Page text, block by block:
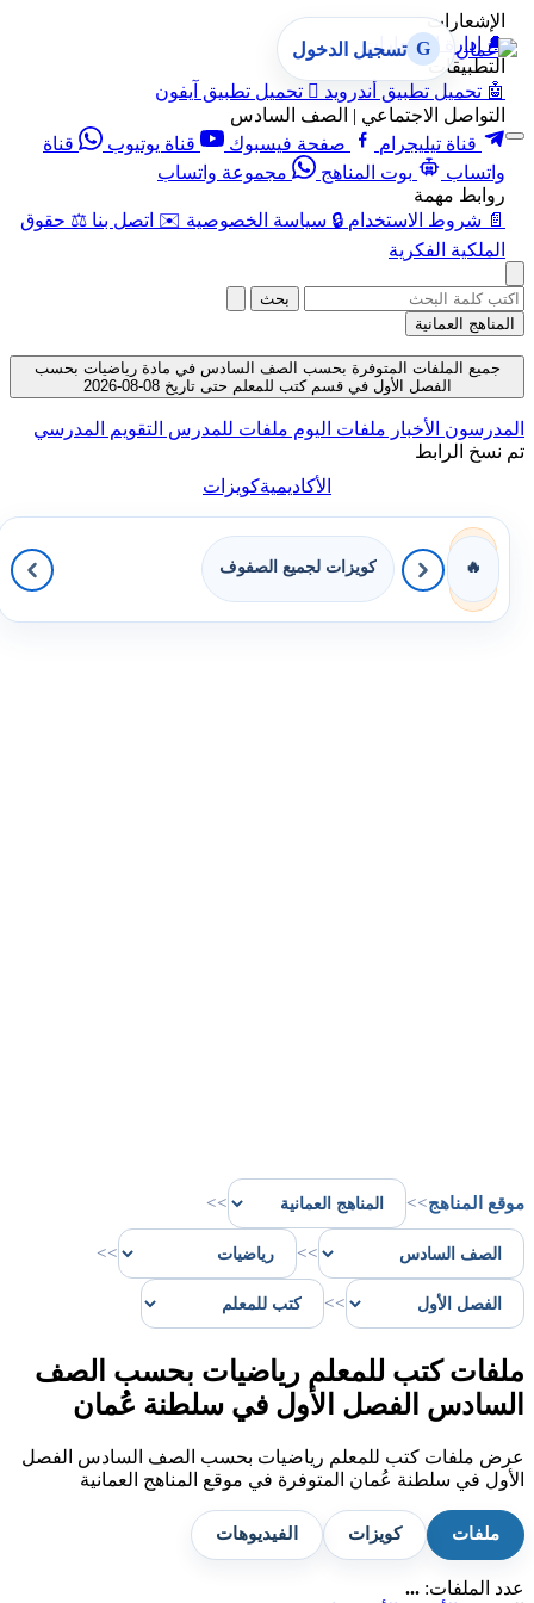
الإشعارات
🔔 إدارة الإشعارات
التطبيقات
🤖 تحميل تطبيق أندرويد  تحميل تطبيق آيفون
التواصل الاجتماعي | الصف السادس
قناة تيليجرام
صفحة فيسبوك قناة يوتيوب
قناة
واتساب
بوت المناهج
مجموعة واتساب
روابط مهمة
📄 شروط الاستخدام 🔒 سياسة الخصوصية ✉️ اتصل بنا ⚖️ حقوق
الملكية الفكرية
G تسجيل الدخول
بحث
المناهج العمانية
جميع الملفات المتوفرة بحسب الصف السادس في مادة رياضيات بحسب
الفصل الأول في قسم كتب للمعلم حتى تاريخ 08-08-2026
المدرسون الأخبار ملفات اليوم ملفات للمدرس التقويم المدرسي
تم نسخ الرابط
الأكاديميةكويزات
🔥 كويزات لجميع الصفوف
موقع المناهج>>
>>
>>
>>
>>
ملفات كتب للمعلم رياضيات بحسب الصف
السادس الفصل الأول في سلطنة عُمان
عرض ملفات كتب للمعلم رياضيات بحسب الصف السادس الفصل
الأول في سلطنة عُمان المتوفرة في موقع المناهج العمانية
ملفات كويزات الفيديوهات
عدد الملفات: ...